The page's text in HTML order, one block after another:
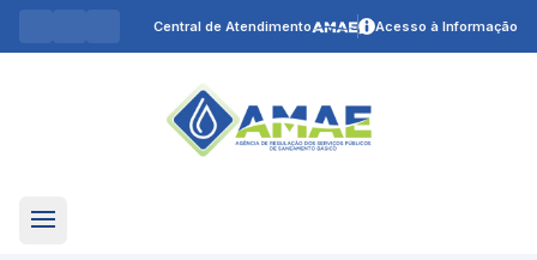
Central de Atendimento Acesso à Informação